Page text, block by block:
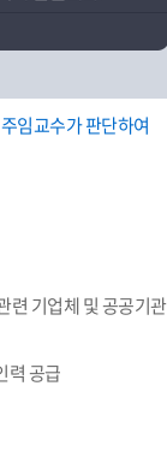
임교수가 판단하여
련 기업체 및 공공기관
력 공급